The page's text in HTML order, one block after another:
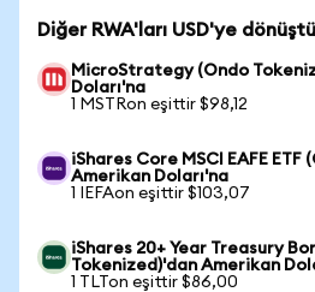
Diğer RWA'ları USD'ye
MicroStrategy (Ondo
Doları'na
1 MSTRon eşittir $98,12
iShares Core MSCI EAFE
Amerikan Doları'na
1 IEFAon eşittir $103,07
iShares 20+ Year Treasury
Tokenized)'dan Amerikan
1 TLTon eşittir $86,00